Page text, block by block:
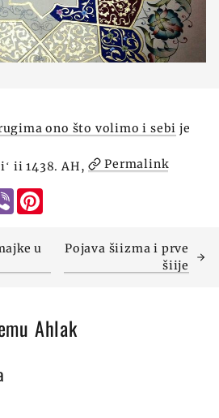
ono što volimo i sebi je
ii 1438. AH,
Permalink
Viber
u
Pojava šiizma i prve
šiije
Ahlak